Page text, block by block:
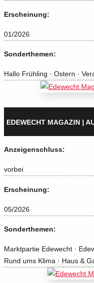
Erscheinung:
01/2026
Sonderthemen:
Hallo Frühling · Ostern ·
EDEWECHT MAGAZIN |
Anzeigenschluss:
vorbei
Erscheinung:
05/2026
Sonderthemen:
Marktpartie Edewecht ·
Rund ums Klima · Haus &